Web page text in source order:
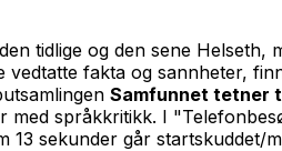
tidlige og den sene
vedtatte fakta og sannheter,
Samfunnet tetner
med språkkritikk. I
13 sekunder går